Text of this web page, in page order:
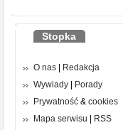
Stopka
O nas | Redakcja
Wywiady | Porady
Prywatność & cookies
Mapa serwisu | RSS